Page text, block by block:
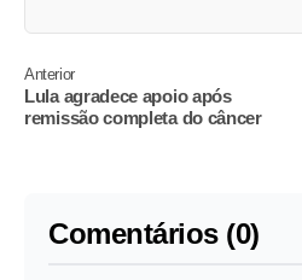
Anterior
Lula agradece apoio após
remissão completa do câncer
Comentários (0)